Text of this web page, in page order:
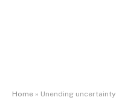
Home » Unending uncertainty